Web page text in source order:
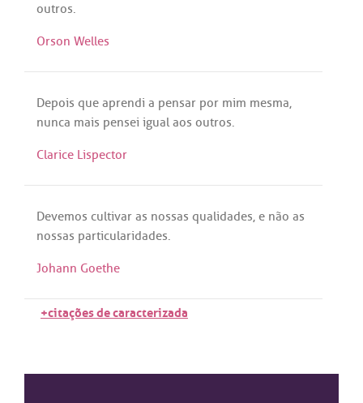
outros.
Orson Welles
Depois que aprendi a pensar por mim mesma,
nunca mais pensei igual aos outros.
Clarice Lispector
Devemos cultivar as nossas qualidades, e não as
nossas particularidades.
Johann Goethe
+citações de caracterizada